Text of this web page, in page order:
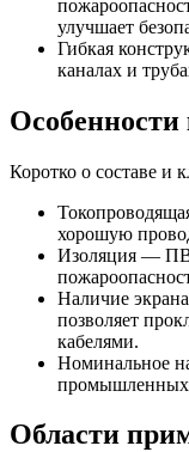
улучшает
Гибкая
каналах и
Коротко о составе и
хорошую
Изоляция —
Наличие
позволяет
кабелями.
Номинальное
Области